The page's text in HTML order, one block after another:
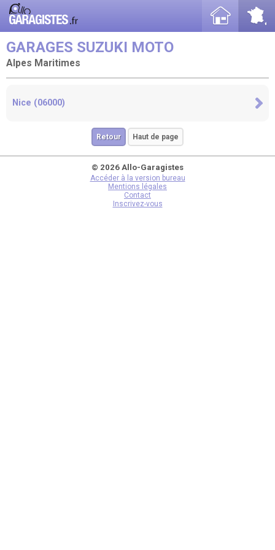
GARAGES SUZUKI MOTO
Alpes Maritimes
Nice (06000)
Retour Haut de page
© 2026 Allo-Garagistes
Accéder à la version bureau
Mentions légales
Contact
Inscrivez-vous